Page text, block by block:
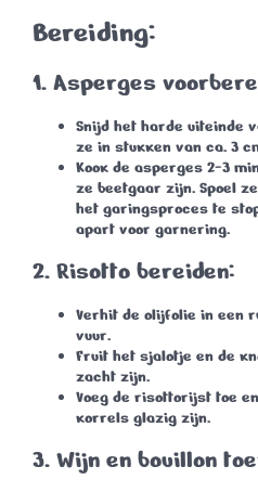
Bereiding:
1. Asperges
Snijd het harde uiteinde
ze in stukken van ca. 3
Kook de asperges 2-3
ze beetgaar zijn. Spoel
het garingsproces te
apart voor garnering.
2. Risotto bereiden:
Verhit de olijfolie in een
vuur.
Fruit het sjalotje en de
zacht zijn.
Voeg de risottorijst toe
korrels glazig zijn.
3. Wijn en bouillon